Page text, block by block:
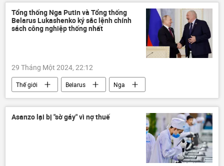
Gaza
Israel
Hoa Kỳ
Chính trị
Tổng thống Nga Putin và Tổng thống
Belarus Lukashenko ký sắc lệnh chính
sách công nghiệp thống nhất
29 Tháng Một 2024, 22:12
Thế giới Belarus
Nga
Chính trị
Vladimir Putin
Alexandr Lukashenko
St. Petersburg
phương tiện truyền thông
Asanzo lại bị "sờ gáy" vì nợ thuế